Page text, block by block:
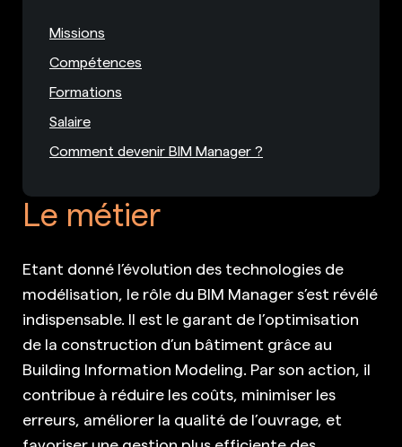
Le métier
Etant donné l’évolution des technologies de
modélisation, le rôle du BIM Manager s’est révélé
indispensable. Il est le garant de l’optimisation
de la construction d’un bâtiment grâce au
Building Information Modeling. Par son action, il
contribue à réduire les coûts, minimiser les
erreurs, améliorer la qualité de l’ouvrage, et
Missions
Compétences
Formations
Salaire
Comment devenir BIM Manager ?